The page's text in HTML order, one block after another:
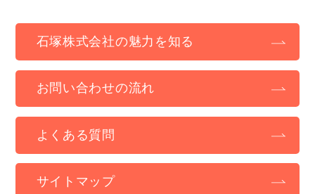
石塚株式会社の魅力を知る
お問い合わせの流れ
よくある質問
サイトマップ